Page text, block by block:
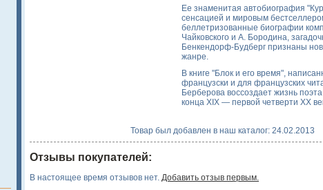
Ее знаменитая автобиография
сенсацией и мировым
беллетризованные биографии
Чайковского и А. Бородина,
Бенкендорф-Будберг признаны
жанре.
В книге "Блок и его время",
французски и для французских
Берберова воссоздает жизнь
конца XIX — первой четверти XX
Товар был добавлен в наш каталог: 24.02.2013
Отзывы покупателей:
В настоящее время отзывов нет. Добавить отзыв первым.